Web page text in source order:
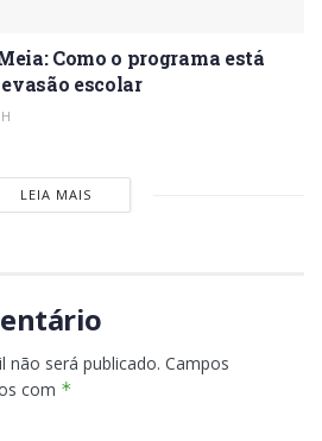
Como o programa está
escolar
LEIA MAIS
não será publicado. Campos
com *